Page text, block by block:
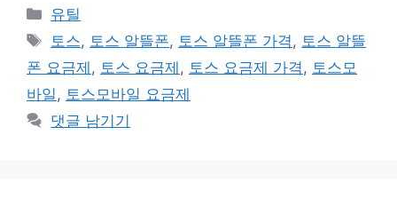
카
테
리
유틸
태
그
토스, 토스 알뜰폰, 토스 알뜰폰 가격 , 토스 알뜰
폰 요금제 , 토스 요금제 , 토스 요금제 가격 , 토스모
바일 , 토스모바일 요금제
댓글 남기기